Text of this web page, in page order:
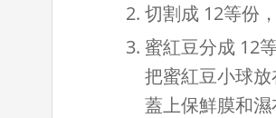
切割成 12等份
蜜紅豆分成 12
把蜜紅豆小球
蓋上保鮮膜和濕